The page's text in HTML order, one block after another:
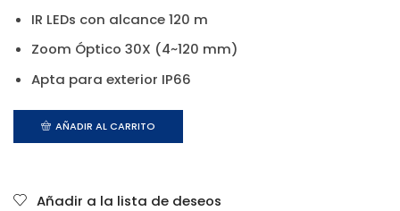
IR LEDs con alcance 120 m
Zoom Óptico 30X (4~120 mm)
Apta para exterior IP66
AÑADIR AL CARRITO
Añadir a la lista de deseos